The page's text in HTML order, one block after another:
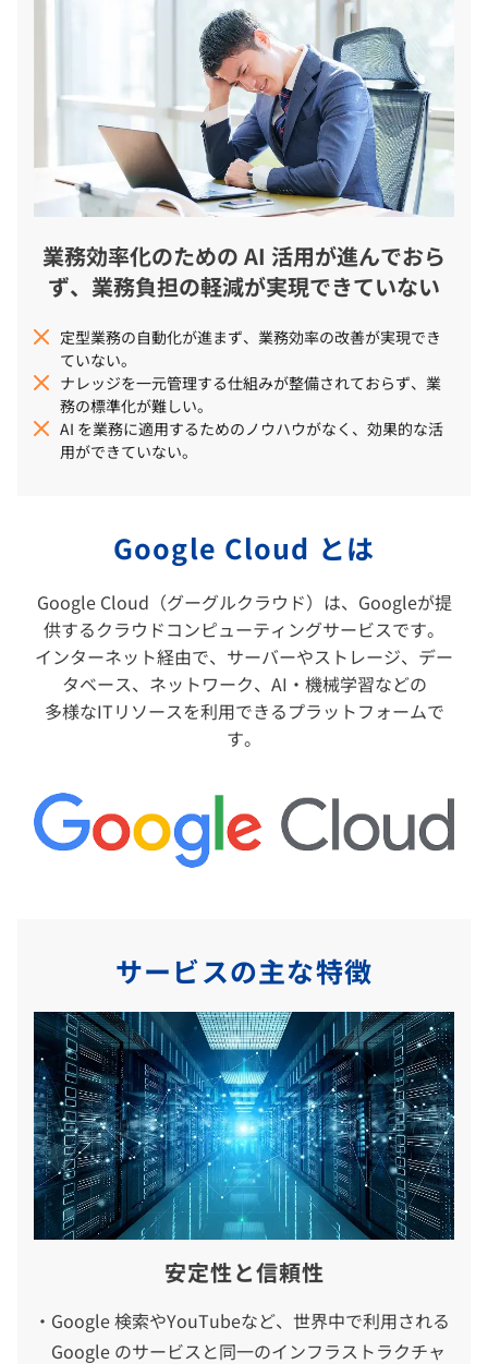
業務効率化のための AI 活用が進んでおら
ず、業務負担の軽減が実現できていない
定型業務の自動化が進まず、業務効率の改善が実現でき
ていない。
ナレッジを一元管理する仕組みが整備されておらず、業
務の標準化が難しい。
AI を業務に適用するためのノウハウがなく、効果的な活
用ができていない。
Google Cloud とは
Google Cloud（グーグルクラウド）は、Googleが提
供するクラウドコンピューティングサービスです。
インターネット経由で、サーバーやストレージ、デー
タベース、ネットワーク、AI・機械学習などの
多様なITリソースを利用できるプラットフォームで
す。
サービスの主な特徴
安定性と信頼性
Google 検索やYouTubeなど、世界中で利用される
Google のサービスと同一のインフラストラクチャ